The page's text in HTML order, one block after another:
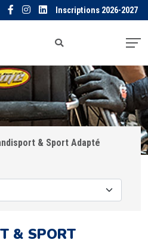
Inscriptions 2026-2027
& Sport Adapté
& SPORT